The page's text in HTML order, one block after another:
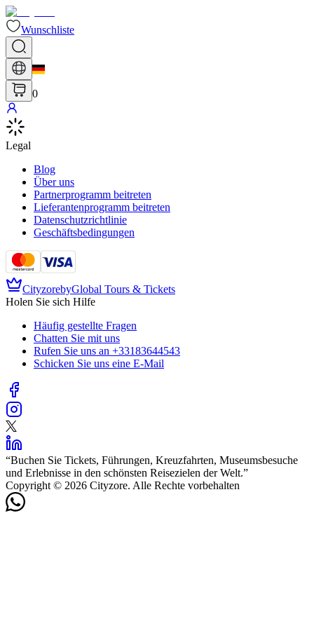
Wunschliste
0
Legal
Blog
Über uns
Partnerprogramm beitreten
Lieferantenprogramm beitreten
Datenschutzrichtlinie
Geschäftsbedingungen
CityzorebyGlobal Tours & Tickets
Holen Sie sich Hilfe
Häufig gestellte Fragen
Chatten Sie mit uns
Rufen Sie uns an +33183644543
Schicken Sie uns eine E-Mail
“Buchen Sie Tickets, Führungen, Kreuzfahrten, Museumsbesuche
und Erlebnisse in den schönsten Reisezielen der Welt.”
Copyright © 2026 Cityzore. Alle Rechte vorbehalten